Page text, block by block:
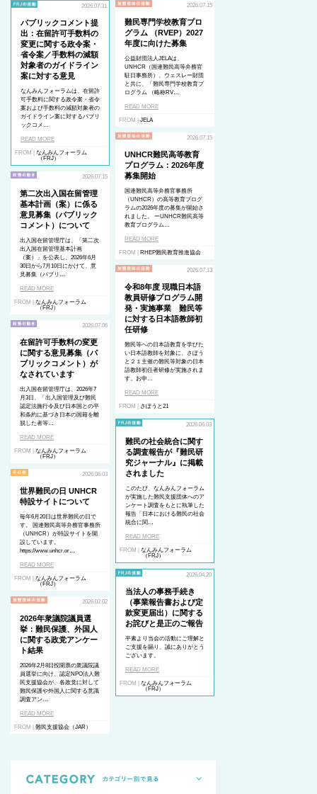
2026.07.31
パブリックコメント提
出：在留許可手数料の
変更に関する政令案・
省令案／手数料の減額
対象者のガイドライン
案に対する意見
なんみんフォーラムは、在留許
可手数料に関する政令案・省令
案および手数料の減額対象者の
ガイドライン案に対するパブリ
ックコメ…
READ MORE
FROM | なんみんフォーラム
（FRJ）
2026.07.15
難民専門学校教育プロ
グラム （RVEP）2027
年度に向けた募集
公益財団法人JELAは、
UNHCR（国連難民高等弁務官
駐日事務所）、ウェスレー財団
と共に、「難民専門学校教育プ
ログラム （略称RV…
READ MORE
FROM | JELA
2026.07.15
UNHCR難民高等教育
プログラム：2026年度
募集開始
国連難民高等弁務官事務所
（UNHCR）の高等教育プログ
ラムの2026年度の募集が開始さ
れました。 ーUNHCR難民高等
教育プログラム…
READ MORE
FROM | RHEP難民教育推進協会
2026.07.15
第二次出入国在留管理
基本計画（案）に係る
意見募集（パブリック
コメント）について
出入国在留管理庁は、「第二次
出入国在留管理基本計画
（案）」を公表し、2026年6月
30日から7月10日にかけて、意
見募集（パブリ…
READ MORE
FROM | なんみんフォーラム
（FRJ）
2026.07.13
令和8年度 現職日本語
教員研修プログラム開
発・実施事業 難民等
に対する日本語教師初
任研修
難民等への日本語教育を学びた
い日本語教師を対象に、さぽう
と２１主催の難民等対象の日本
語教師初任者研修が実施されま
す。お申…
READ MORE
FROM | さぽうと21
2026.07.06
在留許可手数料の変更
に関する意見募集（パ
ブリックコメント）が
なされています
出入国在留管理庁は、2026年7
月3日、「出入国管理及び難民
認定法施行令及び日本国との平
和条約に基づき日本の国籍を離
脱した者等…
READ MORE
FROM | なんみんフォーラム
（FRJ）
2026.06.03
難民の社会統合に関す
る調査報告が『難民研
究ジャーナル』に掲載
されました
このたび、なんみんフォーラム
が実施した難民支援団体へのア
ンケート調査をもとに執筆した
報告「日本における難民の社会
統合に関…
READ MORE
FROM | なんみんフォーラム
（FRJ）
2026.06.03
世界難民の日 UNHCR
特設サイトについて
毎年6月20日は世界難民の日で
す。 国連難民高等弁務官事務所
（UNHCR）が特設サイトを開
設しています。
https://www.unhcr.or…
READ MORE
FROM | なんみんフォーラム
（FRJ）
2026.04.20
当法人の事務手続き
（事業報告書および定
款変更届出）に関する
お詫びと是正のご報告
平素より当会の活動にご理解と
ご支援を賜り、誠にありがとう
ございます。
READ MORE
FROM | なんみんフォーラム
（FRJ）
2026.02.02
2026年衆議院議員選
挙：難民保護、外国人
に関する政党アンケー
ト結果
2026年2月8日投開票の衆議院議
員選挙に向け、認定NPO法人難
民支援協会が、各政党に対して
難民保護や外国人に関する意識
調査アン…
READ MORE
FROM | 難民支援協会（JAR）